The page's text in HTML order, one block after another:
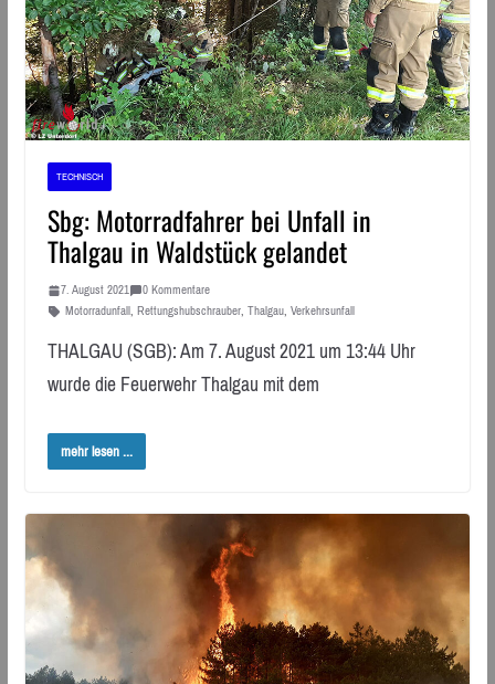
TECHNISCH
Sbg: Motorradfahrer bei Unfall in
Thalgau in Waldstück gelandet
7. August 2021
0 Kommentare
Motorradunfall, Rettungshubschrauber, Thalgau, Verkehrsunfall
THALGAU (SGB): Am 7. August 2021 um 13:44 Uhr
wurde die Feuerwehr Thalgau mit dem
mehr lesen ...